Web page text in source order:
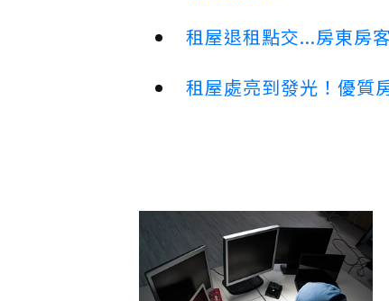
租屋退租點交...房東房
租屋處亮到發光！優質